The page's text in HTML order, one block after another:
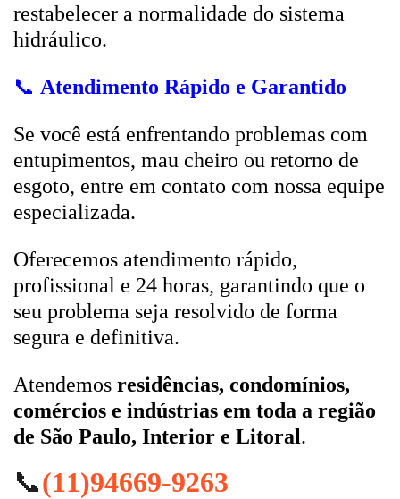
restabelecer a normalidade do sistema
hidráulico.
📞 Atendimento Rápido e Garantido
Se você está enfrentando problemas com
entupimentos, mau cheiro ou retorno de
esgoto, entre em contato com nossa equipe
especializada.
Oferecemos atendimento rápido,
profissional e 24 horas, garantindo que o
seu problema seja resolvido de forma
segura e definitiva.
Atendemos residências, condomínios,
comércios e indústrias em toda a região
de São Paulo, Interior e Litoral.
📞(11)94669-9263